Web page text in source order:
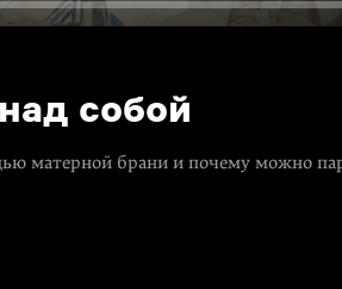
собой
матерной брани и почему можно